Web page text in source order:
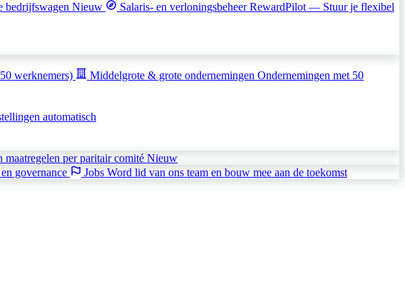
bedrijfswagen Nieuw Salaris- en verloningsbeheerRewardPilot — Stuur je flexibel
werknemers) Middelgrote & grote ondernemingen Ondernemingen met 50
automatisch
maatregelen per paritair comité Nieuw
governance Jobs Word lid van ons team en bouw mee aan de toekomst